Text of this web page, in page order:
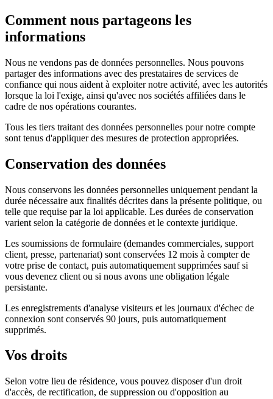
Comment nous partageons les
informations
Nous ne vendons pas de données personnelles. Nous pouvons
partager des informations avec des prestataires de services de
confiance qui nous aident à exploiter notre activité, avec les autorités
lorsque la loi l'exige, ainsi qu'avec nos sociétés affiliées dans le
cadre de nos opérations courantes.
Tous les tiers traitant des données personnelles pour notre compte
sont tenus d'appliquer des mesures de protection appropriées.
Conservation des données
Nous conservons les données personnelles uniquement pendant la
durée nécessaire aux finalités décrites dans la présente politique, ou
telle que requise par la loi applicable. Les durées de conservation
varient selon la catégorie de données et le contexte juridique.
Les soumissions de formulaire (demandes commerciales, support
client, presse, partenariat) sont conservées 12 mois à compter de
votre prise de contact, puis automatiquement supprimées sauf si
vous devenez client ou si nous avons une obligation légale
persistante.
Les enregistrements d'analyse visiteurs et les journaux d'échec de
connexion sont conservés 90 jours, puis automatiquement
supprimés.
Vos droits
Selon votre lieu de résidence, vous pouvez disposer d'un droit
d'accès, de rectification, de suppression ou d'opposition au